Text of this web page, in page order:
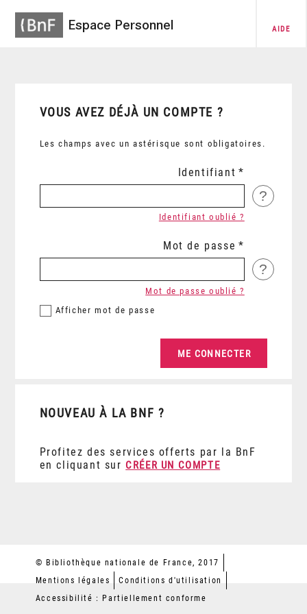
Espace Personnel AIDE
VOUS AVEZ DÉJÀ UN COMPTE ?
Les champs avec un astérisque sont obligatoires.
Identifiant
?
Identifiant oublié ?
Mot de passe
?
Afficher mot de passe
Mot de passe oublié ?
NOUVEAU À LA BNF ?
Profitez des services offerts par la BnF
en cliquant sur CRÉER UN COMPTE
© Bibliothèque nationale de France, 2017
Mentions légales
Conditions d'utilisation
Accessibilité : Partiellement conforme